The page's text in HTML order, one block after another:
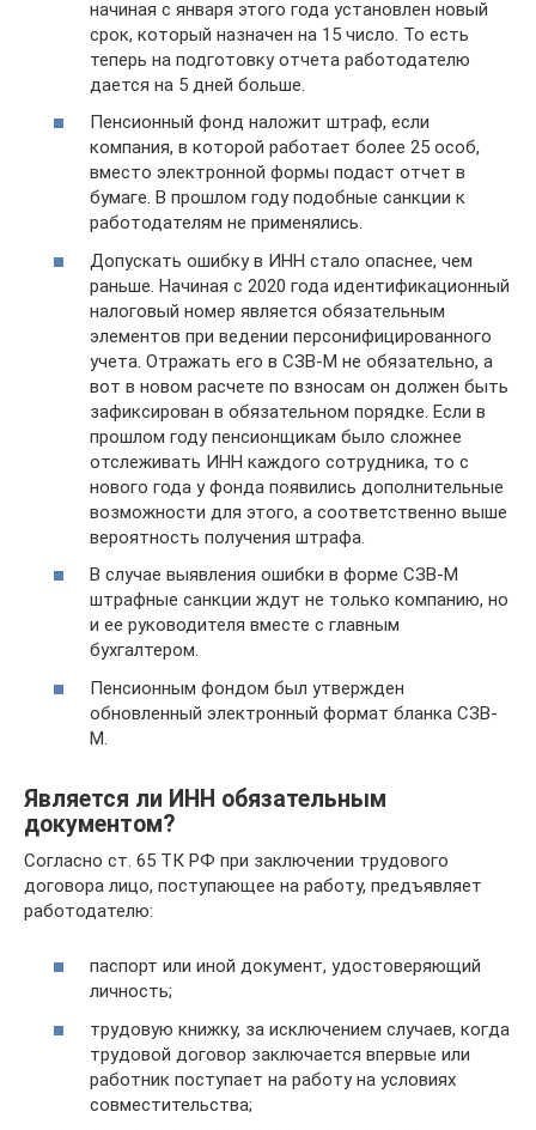
начиная с января этого года установлен новый
срок, который назначен на 15 число. То есть
теперь на подготовку отчета работодателю
дается на 5 дней больше.
Пенсионный фонд наложит штраф, если
компания, в которой работает более 25 особ,
вместо электронной формы подаст отчет в
бумаге. В прошлом году подобные санкции к
работодателям не применялись.
Допускать ошибку в ИНН стало опаснее, чем
раньше. Начиная с 2020 года идентификационный
налоговый номер является обязательным
элементов при ведении персонифицированного
учета. Отражать его в СЗВ-М не обязательно, а
вот в новом расчете по взносам он должен быть
зафиксирован в обязательном порядке. Если в
прошлом году пенсионщикам было сложнее
отслеживать ИНН каждого сотрудника, то с
нового года у фонда появились дополнительные
возможности для этого, а соответственно выше
вероятность получения штрафа.
В случае выявления ошибки в форме СЗВ-М
штрафные санкции ждут не только компанию, но
и ее руководителя вместе с главным
бухгалтером.
Пенсионным фондом был утвержден
обновленный электронный формат бланка СЗВ-
М.
Является ли ИНН обязательным
документом?
Согласно ст. 65 ТК РФ при заключении трудового
договора лицо, поступающее на работу, предъявляет
работодателю:
паспорт или иной документ, удостоверяющий
личность;
трудовую книжку, за исключением случаев, когда
трудовой договор заключается впервые или
работник поступает на работу на условиях
совместительства;